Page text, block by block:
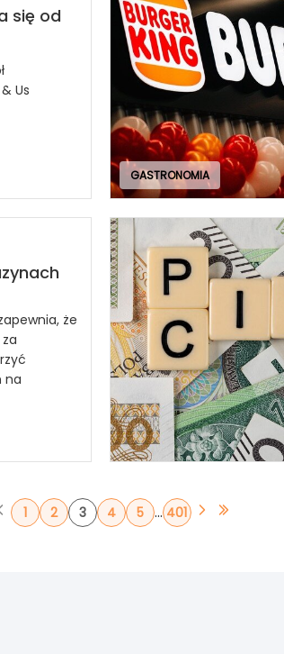
się od
Us
GASTRONOMIA
że
na
1 2 3 4 5 ... 401